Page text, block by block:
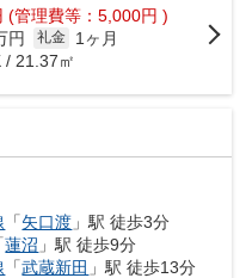
(管理費等：5,000円 )
円 礼金
1ヶ月
/ 21.37㎡
「矢口渡 」駅 徒歩3分
蓮沼 」駅 徒歩9分
「武蔵新田 」駅 徒歩13分